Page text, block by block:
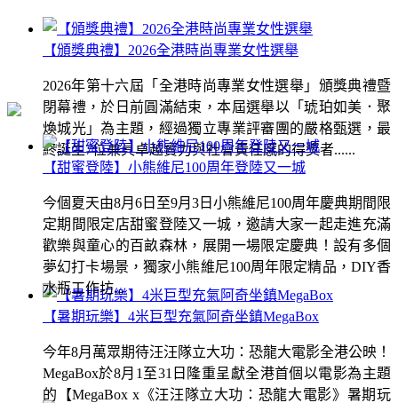
【頒獎典禮】2026全港時尚專業女性選舉
2026年第十六屆「全港時尚專業女性選舉」頒獎典禮暨
閉幕禮，於日前圓滿結束，本屆選舉以「琥珀如美．聚
煥城光」為主題，經過獨立專業評審團的嚴格甄選，最
終誕生7位兼具卓越實力與社會責任感的得獎者......
【暑期玩樂】4米巨型充氣阿奇坐鎮MegaBox
今年8月萬眾期待汪汪隊立大功：恐龍大電影全港公映！
MegaBox於8月1至31日隆重呈獻全港首個以電影為主題
的【MegaBox x《汪汪隊立大功：恐龍大電影》暑期玩
【甜蜜登陸】小熊維尼100周年登陸又一城
今個夏天由8月6日至9月3日小熊維尼100周年慶典期間限
定期間限定店甜蜜登陸又一城，邀請大家一起走進充滿
歡樂與童心的百畝森林，展開一場限定慶典！設有多個
夢幻打卡場景，獨家小熊維尼100周年限定精品，DIY香
水瓶工作坊...